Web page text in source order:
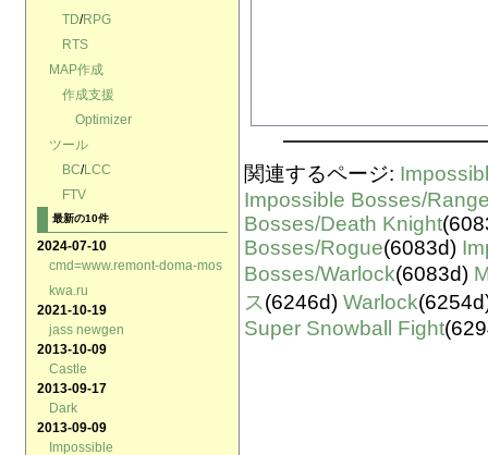
TD/RPG
RTS
MAP作成
作成支援
Optimizer
ツール
BC/LCC
FTV
最新の10件
2024-07-10
cmd=www.remont-doma-mos
kwa.ru
2021-10-19
jass newgen
2013-10-09
Castle
2013-09-17
Dark
2013-09-09
Impossible
関連するページ:
Impossible Bosses/
Bosses/Death Knight
Bosses/Rogue(6083d)
Bosses/Warlock(6083d)
ス(6246d) Warlock
Super Snowball Fight